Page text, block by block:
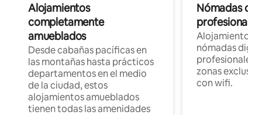
Alojamientos
completamente
amueblados
Desde cabañas pacíficas en
las montañas hasta prácticos
departamentos en el medio
de la ciudad, estos
alojamientos amueblados
tienen todas las amenidades
Nómadas
Alojamientos
nómadas
profesionales
zonas
con wifi.